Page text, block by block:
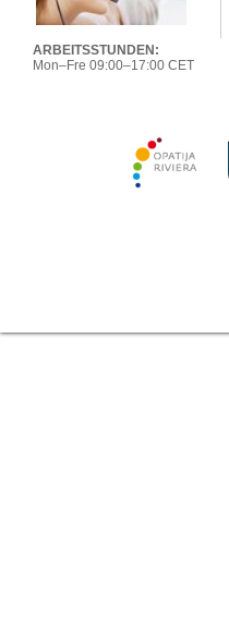
ARBEITSSTUNDEN:
Mon–Fre 09:00–17:00 CET